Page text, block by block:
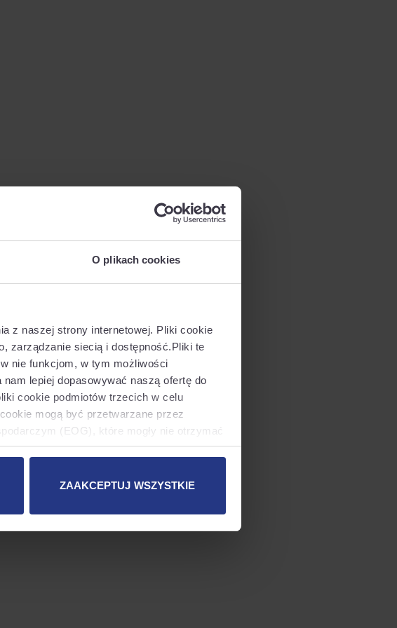
O plikach cookies
z naszej strony internetowej. Pliki cookie
zarządzanie siecią i dostępność.Pliki te
nie funkcjom, w tym możliwości
lepiej dopasowywać naszą ofertę do
cookie podmiotów trzecich w celu
mogą być przetwarzane przez
(EOG), które mogły nie otrzymać
ochrony danych. W takim przypadku
przez nas plików cookie i
plików cookiealbo kliknięcie
ZAAKCEPTUJ WSZYSTKIE
console for more information).